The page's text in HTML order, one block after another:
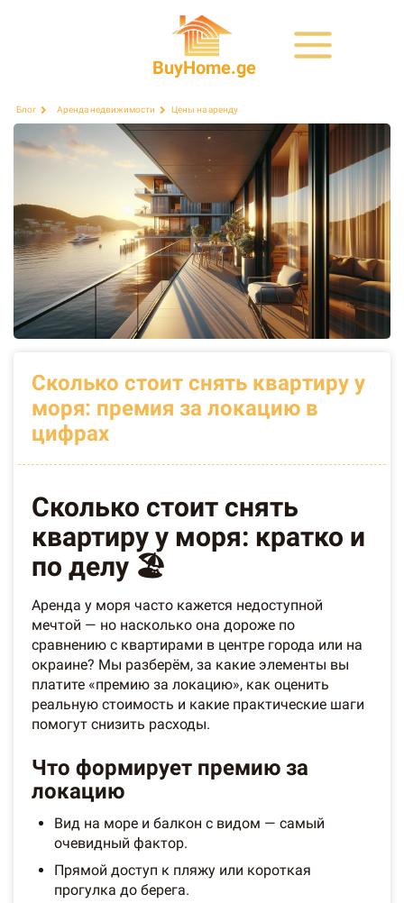
BuyHome.ge
Блог Аренда недвижимости Цены на аренду
Сколько стоит снять квартиру у
моря: премия за локацию в
цифрах
Сколько стоит снять
квартиру у моря: кратко и
по делу 🏖️
Аренда у моря часто кажется недоступной
мечтой — но насколько она дороже по
сравнению с квартирами в центре города или на
окраине? Мы разберём, за какие элементы вы
платите «премию за локацию», как оценить
реальную стоимость и какие практические шаги
помогут снизить расходы.
Что формирует премию за
локацию
Вид на море и балкон с видом — самый
очевидный фактор.
Прямой доступ к пляжу или короткая
прогулка до берега.